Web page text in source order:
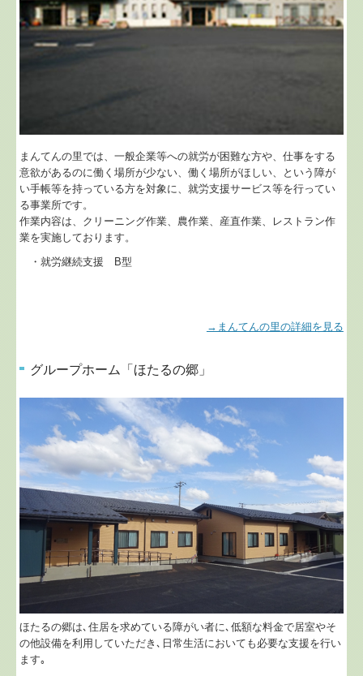
まんてんの里では、一般企業等への就労が困難な方や、仕事をする
意欲があるのに働く場所が少ない、働く場所がほしい、という障が
い手帳等を持っている方を対象に、就労支援サービス等を行ってい
る事業所です。
作業内容は、クリーニング作業、農作業、産直作業、レストラン作
業を実施しております。
・就労継続支援 B型
→まんてんの里の詳細を見る
グループホーム「ほたるの郷」
ほたるの郷は､住居を求めている障がい者に､低額な料金で居室やそ
の他設備を利用していただき､日常生活においても必要な支援を行い
ます｡